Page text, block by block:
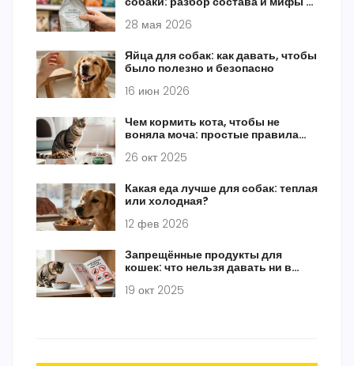
28 мая 2026
Яйца для собак: как давать, чтобы
было полезно и безопасно
16 июн 2026
Чем кормить кота, чтобы не
воняла моча: простые правила
26 окт 2025
Какая еда лучше для собак: теплая
или холодная?
12 фев 2026
Запрещённые продукты для
кошек: что нельзя давать ни в
19 окт 2025